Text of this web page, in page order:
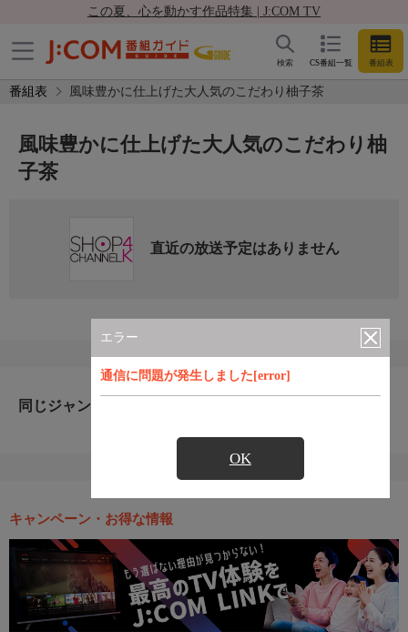
この夏、心を動かす作品特集 | J:COM TV
CS番組一覧 番組表
検索
番組表 風味豊かに仕上げた大人気のこだわり柚子茶
エラー
通信に問題が発生しました[error]
OK
風味豊かに仕上げた大人気のこだわり柚
子茶
直近の放送予定はありません
同じジャンルのおすすめ番組
キャンペーン・お得な情報